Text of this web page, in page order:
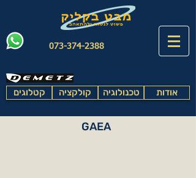
073-374-2388
קטלוגים קולקציה טכנולוגיה אודות
GAEA